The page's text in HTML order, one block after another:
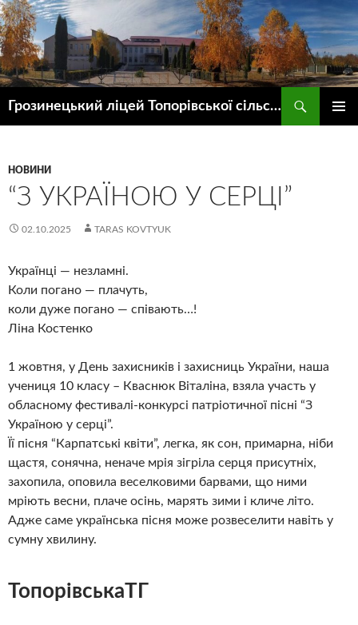
Грозинецький ліцей Топорівської сільської ради
НОВИНИ
“З УКРАЇНОЮ У СЕРЦІ”
02.10.2025 TARAS KOVTYUK
Українці — незламні.
Коли погано — плачуть,
коли дуже погано — співають…!
Ліна Костенко
1 жовтня, у День захисників і захисниць України, наша
учениця 10 класу – Кваснюк Віталіна, взяла участь у
обласному фестивалі-конкурсі патріотичної пісні “З
Україною у серці”.
Її пісня “Карпатські квіти”, легка, як сон, примарна, ніби
щастя, сонячна, неначе мрія зігріла серця присутніх,
захопила, оповила веселковими барвами, що ними
мріють весни, плаче осінь, марять зими і кличе літо.
Адже саме українська пісня може розвеселити навіть у
сумну хвилину.
ТопорівськаТГ